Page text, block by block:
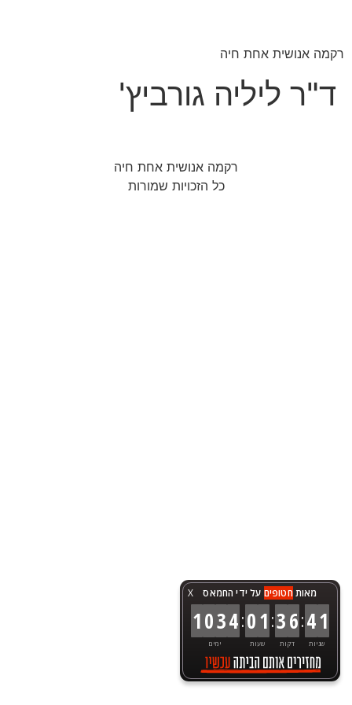
X מאותחטופים על ידי החמאס
1034
ימים
:01
שעות
:36
דקות
:41
שניות
רקמה אנושית אחת חיה
ד"ר ליליה גורביץ'
רקמה אנושית אחת חיה
כל הזכויות שמורות